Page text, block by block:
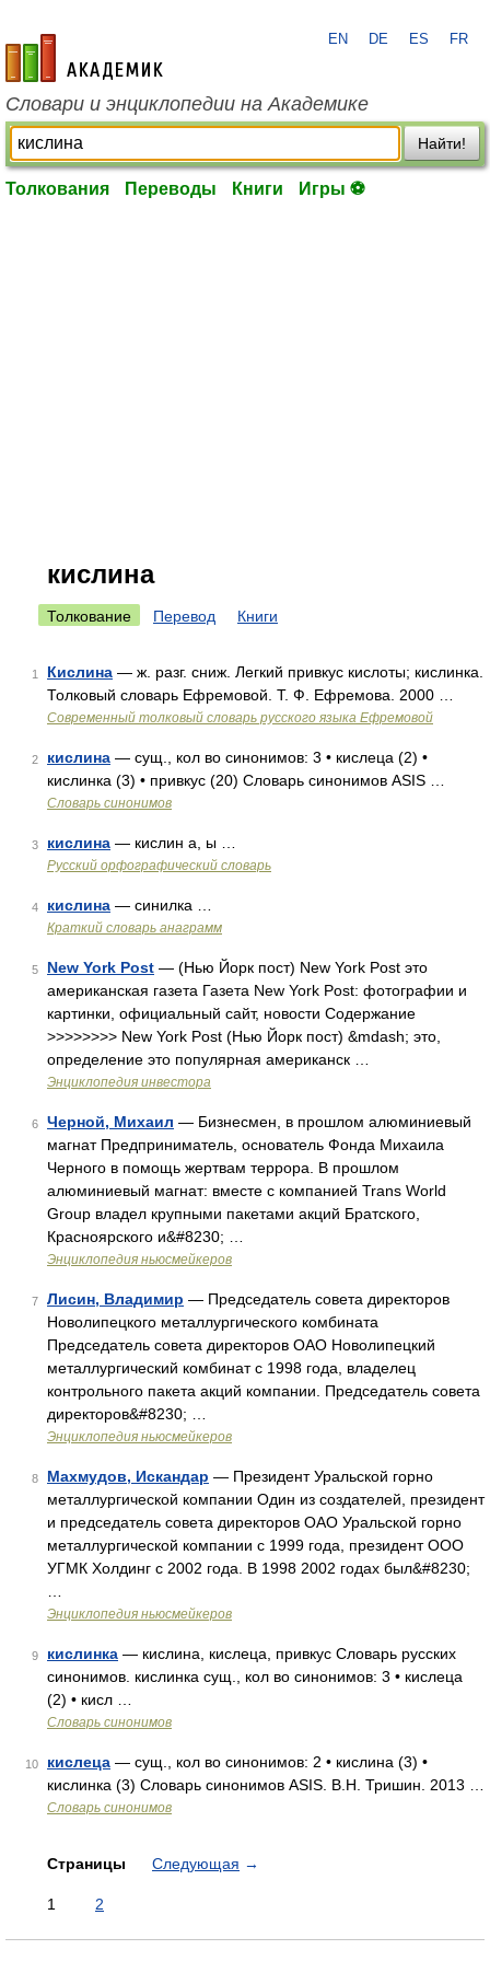
academic.ru
EN DE ES FR
Словари и энциклопедии на Академике
Найти!
Толкования Переводы Книги Игры ⚽
кислина
Толкование Перевод Книги
1 Кислина — ж. разг. сниж. Легкий привкус кислоты; кислинка.
Толковый словарь Ефремовой. Т. Ф. Ефремова. 2000 …
Современный толковый словарь русского языка Ефремовой
2 кислина — сущ., кол во синонимов: 3 • кислеца (2) •
кислинка (3) • привкус (20) Словарь синонимов ASIS …
Словарь синонимов
3 кислина — кислин а, ы …
Русский орфографический словарь
4 кислина — синилка …
Краткий словарь анаграмм
5 New York Post — (Нью Йорк пост) New York Post это
американская газета Газета New York Post: фотографии и
картинки, официальный сайт, новости Содержание
>>>>>>>> New York Post (Нью Йорк пост) &mdash; это,
определение это популярная американск …
Энциклопедия инвестора
6 Черной, Михаил — Бизнесмен, в прошлом алюминиевый
магнат Предприниматель, основатель Фонда Михаила
Черного в помощь жертвам террора. В прошлом
алюминиевый магнат: вместе с компанией Trans World
Group владел крупными пакетами акций Братского,
Красноярского и&#8230; …
Энциклопедия ньюсмейкеров
7 Лисин, Владимир — Председатель совета директоров
Новолипецкого металлургического комбината
Председатель совета директоров ОАО Новолипецкий
металлургический комбинат с 1998 года, владелец
контрольного пакета акций компании. Председатель совета
директоров&#8230; …
Энциклопедия ньюсмейкеров
8 Махмудов, Искандар — Президент Уральской горно
металлургической компании Один из создателей, президент
и председатель совета директоров ОАО Уральской горно
металлургической компании с 1999 года, президент ООО
УГМК Холдинг с 2002 года. В 1998 2002 годах был&#8230;
Энциклопедия ньюсмейкеров
9 кислинка — кислина, кислеца, привкус Словарь русских
синонимов. кислинка сущ., кол во синонимов: 3 • кислеца
(2) • кисл …
Словарь синонимов
10 кислеца — сущ., кол во синонимов: 2 • кислина (3) •
кислинка (3) Словарь синонимов ASIS. В.Н. Тришин. 2013 …
Словарь синонимов
Страницы Следующая →
1 2